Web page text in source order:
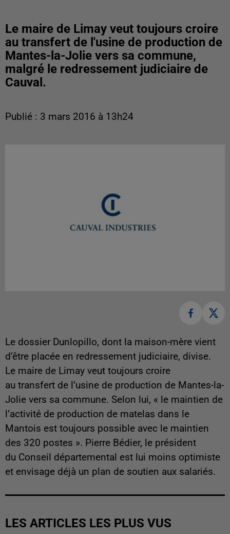
Le maire de Limay veut toujours croire
au transfert de l'usine de production de
Mantes-la-Jolie vers sa commune,
malgré le redressement judiciaire de
Cauval.
Publié : 3 mars 2016 à 13h24
Le dossier Dunlopillo, dont la maison-mère vient
d’être placée en redressement judiciaire, divise.
Le maire de Limay veut toujours croire
au transfert de l’usine de production de Mantes-la-
Jolie vers sa commune. Selon lui, « le maintien de
l’activité de production de matelas dans le
Mantois est toujours possible avec le maintien
des 320 postes ». Pierre Bédier, le président
du Conseil départemental est lui moins optimiste
et envisage déjà un plan de soutien aux salariés.
LES ARTICLES LES PLUS VUS